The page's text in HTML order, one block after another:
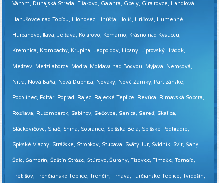
Váhom, Dunajská Streda, Fiľakovo, Galanta, Gbely, Giraltovce, Handlová,
Hanušovce nad Topľou, Hlohovec, Hnúšťa, Holíč, Hriňová, Humenné,
Hurbanovo, Ilava, Jelšava, Kolárovo, Komárno, Krásno nad Kysucou,
Kremnica, Krompachy, Krupina, Leopoldov, Lipany, Liptovský Hrádok,
Medzev, Medzilaborce, Modra, Moldava nad Bodvou, Myjava, Nemšová,
Nitra, Nová Baňa, Nová Dubnica, Nováky, Nové Zámky, Partizánske,
Podolínec, Poltár, Poprad, Rajec, Rajecké Teplice, Revúca, Rimavská Sobota,
Rožňava, Ružomberok, Sabinov, Sečovce, Senica, Sereď, Skalica,
Sládkovičovo, Sliač, Snina, Sobrance, Spišská Belá, Spišské Podhradie,
Spišské Vlachy, Strážske, Stropkov, Stupava, Svätý Jur, Svidník, Svit, Šahy,
Šaľa, Šamorín, Šaštín-Stráže, Štúrovo, Šurany, Tisovec, Tlmače, Tornaľa,
Trebišov, Trenčianske Teplice, Trenčín, Trnava, Turčianske Teplice, Tvrdošín,